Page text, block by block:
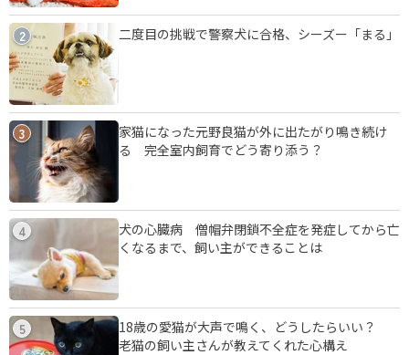
2 二度目の挑戦で警察犬に合格、シーズー「まる」
3
家猫になった元野良猫が外に出たがり鳴き続け
る 完全室内飼育でどう寄り添う？
4
犬の心臓病 僧帽弁閉鎖不全症を発症してから亡
くなるまで、飼い主ができることは
5
18歳の愛猫が大声で鳴く、どうしたらいい？
老猫の飼い主さんが教えてくれた心構え